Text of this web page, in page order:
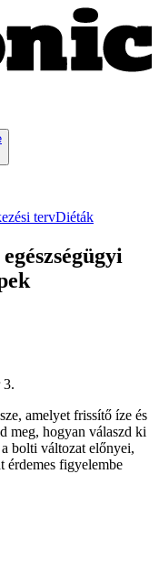
tervDiéták
3.
amelyet frissítő íze és
meg, hogyan válaszd ki
bolti változat előnyei,
érdemes figyelembe